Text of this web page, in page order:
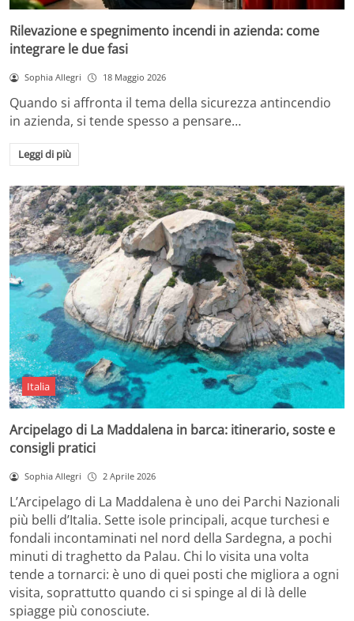
Rilevazione e spegnimento incendi in azienda: come
integrare le due fasi
Sophia Allegri 18 Maggio 2026
Quando si affronta il tema della sicurezza antincendio
in azienda, si tende spesso a pensare…
Leggi di più
Italia
Arcipelago di La Maddalena in barca: itinerario, soste e
consigli pratici
Sophia Allegri 2 Aprile 2026
L’Arcipelago di La Maddalena è uno dei Parchi Nazionali
più belli d’Italia. Sette isole principali, acque turchesi e
fondali incontaminati nel nord della Sardegna, a pochi
minuti di traghetto da Palau. Chi lo visita una volta
tende a tornarci: è uno di quei posti che migliora a ogni
visita, soprattutto quando ci si spinge al di là delle
spiagge più conosciute.